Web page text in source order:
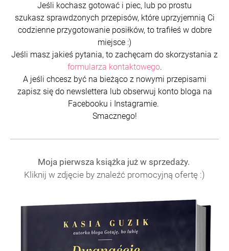
Jeśli kochasz gotować i piec, lub po prostu
szukasz sprawdzonych przepisów, które uprzyjemnią Ci
codzienne przygotowanie posiłków, to trafiłeś w dobre
miejsce :)
Jeśli masz jakieś pytania, to zachęcam do skorzystania z
formularza kontaktowego.
A jeśli chcesz być na bieżąco z nowymi przepisami
zapisz się do newslettera lub obserwuj konto bloga na
Facebooku i Instagramie.
Smacznego!
Moja pierwsza książka już w sprzedaży.
Kliknij w zdjęcie by znaleźć promocyjną ofertę :)